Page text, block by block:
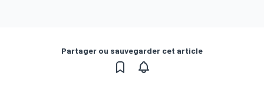
Partager ou sauvegarder cet article